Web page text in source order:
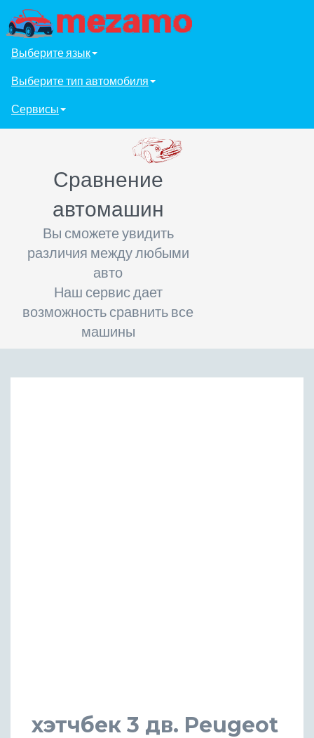
Выберите язык
Выберите тип автомобиля
Сервисы
Сравнение
автомашин
Вы сможете увидить
различия между любыми
авто
Наш сервис дает
возможность сравнить все
машины
хэтчбек 3 дв. Peugeot